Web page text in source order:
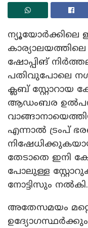
ന്യൂയോർക്കിലെ
ഷോപ്പിങ്
പതിവുപോലെ
ക്ലബ് സ്റ്റോറായ
ആഡംബര
എന്നാൽ ട്രംപ്
തേടാതെ ഇനി
പോലുള്ള
നോട്ടിസും നൽകി.
അതേസമയം